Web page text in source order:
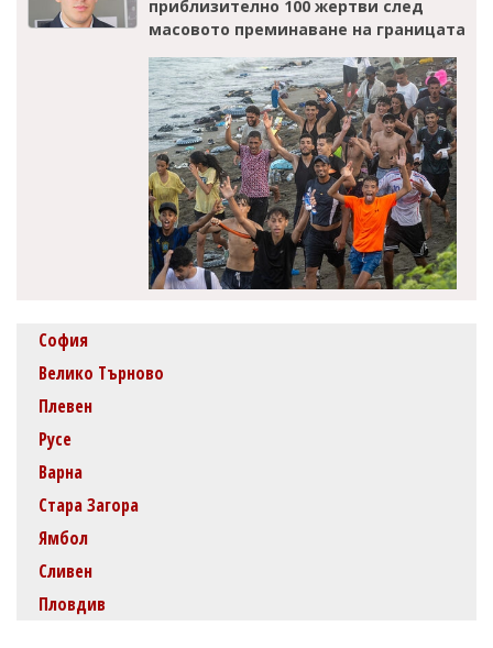
приблизително 100 жертви след
масовото преминаване на границата
София
Велико Търново
Плевен
Русе
Варна
Стара Загора
Ямбол
Сливен
Пловдив